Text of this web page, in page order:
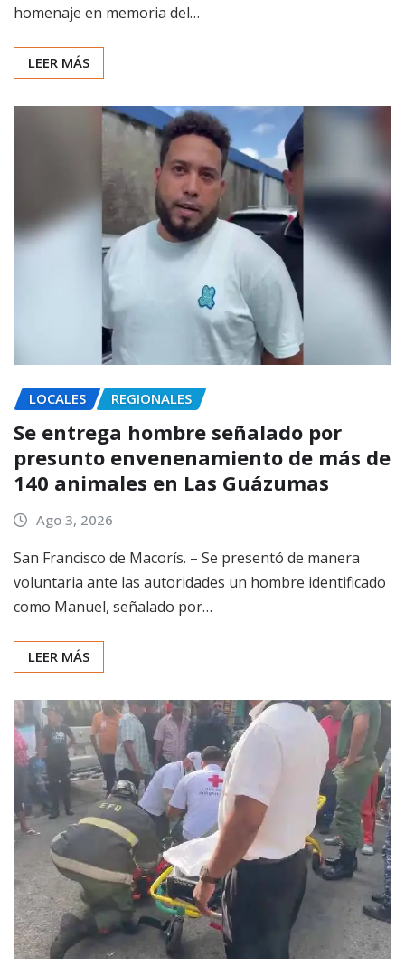
homenaje en memoria del…
LEER MÁS
LOCALES REGIONALES
Se entrega hombre señalado por
presunto envenenamiento de más de
140 animales en Las Guázumas
Ago 3, 2026
San Francisco de Macorís. – Se presentó de manera
voluntaria ante las autoridades un hombre identificado
como Manuel, señalado por…
LEER MÁS